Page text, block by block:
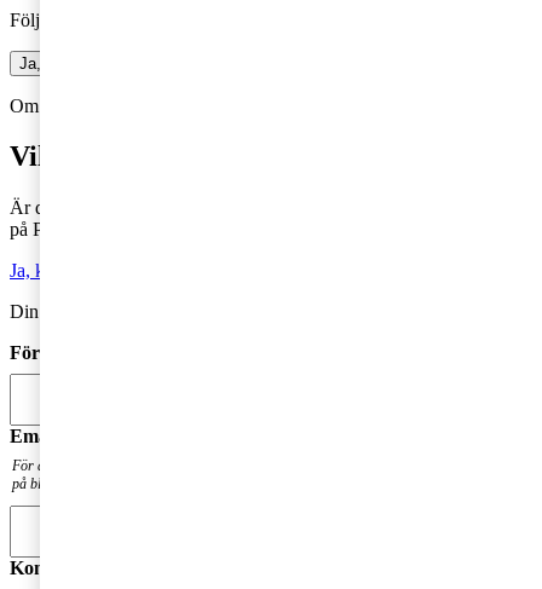
Följ vår blogg och få insikter som driver tillväxt
Ja, jag vill prenumerera på Företagarbloggen
Om du inte får fram något formulär via knappen ovan,
Vill du veta mer?
Är du intresserad av våra tjänster och vill komma i kontakt med oss
på PwC?
Ja, kontakta mig
Din kommentar publiceras i anslutning till blogginlägget.
Förnamn
Email
För att få en notis när din fråga har besvarats. Din mailadress kommer inte att publiceras
på bloggen.
Kommentar